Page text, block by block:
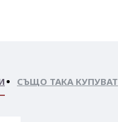
СЪЩО ТАКА КУПУВАТ